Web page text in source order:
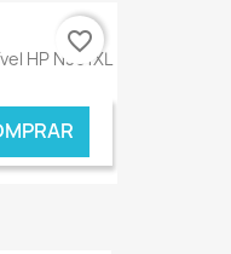
HP N301XL
favorite_border